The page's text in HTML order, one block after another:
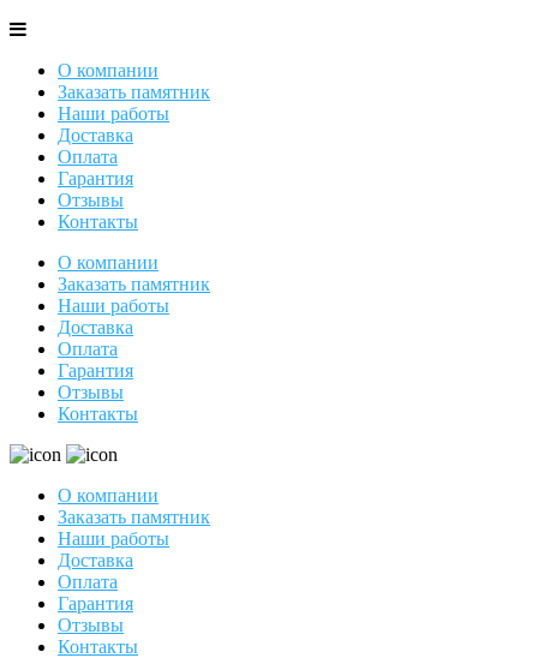
О компании
Заказать памятник
Наши работы
Доставка
Оплата
Гарантия
Отзывы
Контакты
О компании
Заказать памятник
Наши работы
Доставка
Оплата
Гарантия
Отзывы
Контакты
О компании
Заказать памятник
Наши работы
Доставка
Оплата
Гарантия
Отзывы
Контакты